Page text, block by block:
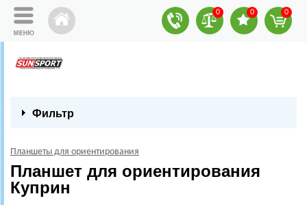
0 0 0
Фильтр
Планшеты для ориентирования
Планшет для ориентирования
Куприн